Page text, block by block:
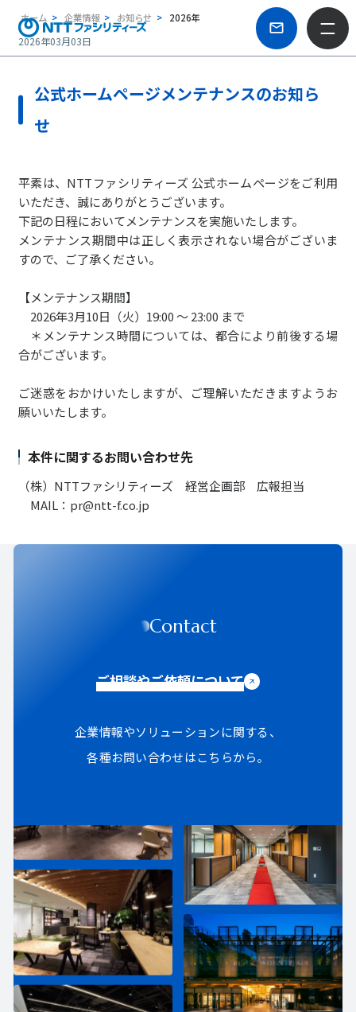
ホーム 企業情報 お知らせ 2026年
2026年03月03日
公式ホームページメンテナンスのお知ら
せ
平素は、NTTファシリティーズ 公式ホームページをご利用
いただき、誠にありがとうございます。
下記の日程においてメンテナンスを実施いたします。
メンテナンス期間中は正しく表示されない場合がございま
すので、ご了承ください。
【メンテナンス期間】
2026年3月10日（火）19:00 ～ 23:00 まで
＊メンテナンス時間については、都合により前後する場
合がございます。
ご迷惑をおかけいたしますが、ご理解いただきますようお
願いいたします。
本件に関するお問い合わせ先
（株）NTTファシリティーズ 経営企画部 広報担当
MAIL：pr@ntt-f.co.jp
Contact
ご相談やご依頼について
企業情報やソリューションに関する、
各種お問い合わせはこちらから。